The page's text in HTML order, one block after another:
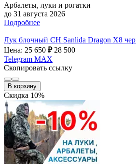
Арбалеты, луки и рогатки
до 31 августа 2026
Подробнее
Лук блочный CH Sanlida Dragon X8
Цена: 25 650 ₽ 28 500
Telegram MAX
Скопировать ссылку
В корзину
Скидка 10%